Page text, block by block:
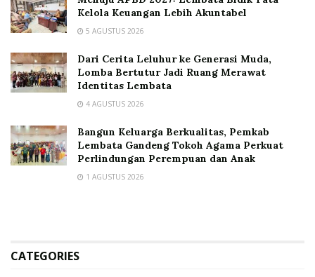
Kelola Keuangan Lebih Akuntabel
5 AGUSTUS 2026
Dari Cerita Leluhur ke Generasi Muda,
Lomba Bertutur Jadi Ruang Merawat
Identitas Lembata
4 AGUSTUS 2026
Bangun Keluarga Berkualitas, Pemkab
Lembata Gandeng Tokoh Agama Perkuat
Perlindungan Perempuan dan Anak
1 AGUSTUS 2026
CATEGORIES